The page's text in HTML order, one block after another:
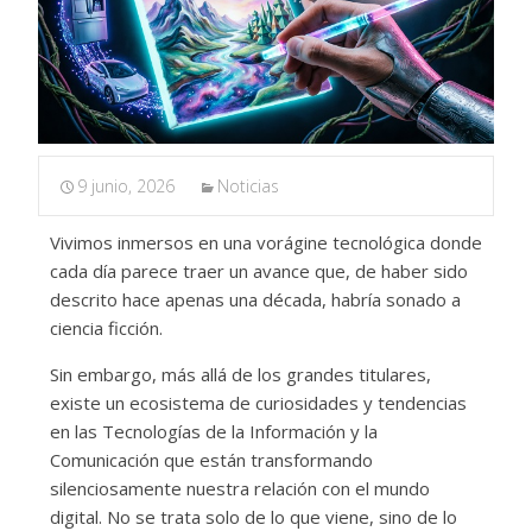
9 junio, 2026 Noticias
Vivimos inmersos en una vorágine tecnológica donde
cada día parece traer un avance que, de haber sido
descrito hace apenas una década, habría sonado a
ciencia ficción.
Sin embargo, más allá de los grandes titulares,
existe un ecosistema de curiosidades y tendencias
en las Tecnologías de la Información y la
Comunicación que están transformando
silenciosamente nuestra relación con el mundo
digital. No se trata solo de lo que viene, sino de lo